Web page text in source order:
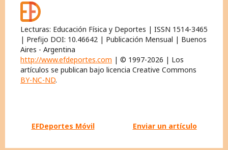
Lecturas: Educación Física y Deportes | ISSN 1514-3465
| Prefijo DOI: 10.46642 | Publicación Mensual | Buenos
Aires - Argentina
http://www.efdeportes.com | © 1997-2026 | Los
artículos se publican bajo licencia Creative Commons
BY-NC-ND.
EFDeportes Móvil Enviar un artículo